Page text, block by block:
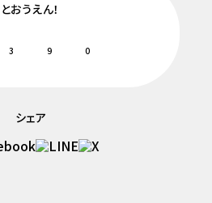
おうえん！
3 9 0
シェア